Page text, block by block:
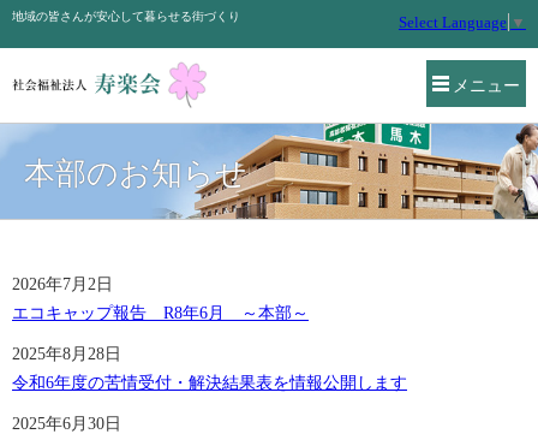
メニュー
地域の皆さんが安心して暮らせる街づくり Select Language ▼
本部のお知らせ
2026年7月2日
エコキャップ報告 R8年6月 ～本部～
2025年8月28日
令和6年度の苦情受付・解決結果表を情報公開します
2025年6月30日